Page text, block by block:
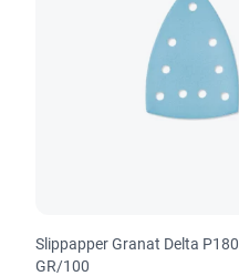
Slippapper Granat Delta P180
GR/100